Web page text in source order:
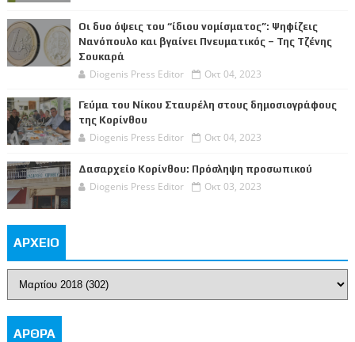
Οι δυο όψεις του “ίδιου νομίσματος”: Ψηφίζεις
Νανόπουλο και βγαίνει Πνευματικός – Της Τζένης
Σουκαρά
Diogenis Press Editor Οκτ 04, 2023
Γεύμα του Νίκου Σταυρέλη στους δημοσιογράφους
της Κορίνθου
Diogenis Press Editor Οκτ 04, 2023
Δασαρχείο Κορίνθου: Πρόσληψη προσωπικού
Diogenis Press Editor Οκτ 03, 2023
ΑΡΧΕΙΟ
ΑΡΘΡΑ